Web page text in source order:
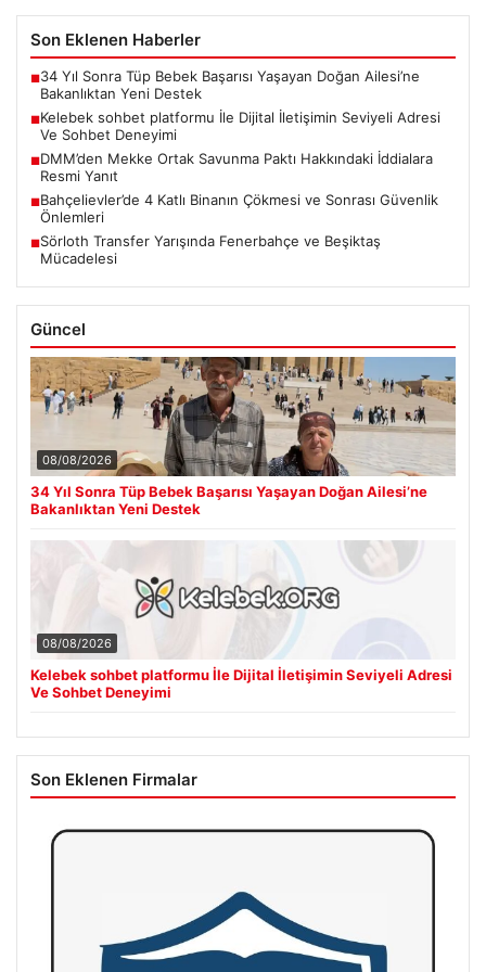
Son Eklenen Haberler
■34 Yıl Sonra Tüp Bebek Başarısı Yaşayan Doğan Ailesi’ne
Bakanlıktan Yeni Destek
■Kelebek sohbet platformu İle Dijital İletişimin Seviyeli Adresi
Ve Sohbet Deneyimi
■DMM’den Mekke Ortak Savunma Paktı Hakkındaki İddialara
Resmi Yanıt
■Bahçelievler’de 4 Katlı Binanın Çökmesi ve Sonrası Güvenlik
Önlemleri
■Sörloth Transfer Yarışında Fenerbahçe ve Beşiktaş
Mücadelesi
Güncel
08/08/2026
34 Yıl Sonra Tüp Bebek Başarısı Yaşayan Doğan Ailesi’ne
Bakanlıktan Yeni Destek
08/08/2026
Kelebek sohbet platformu İle Dijital İletişimin Seviyeli Adresi
Ve Sohbet Deneyimi
Son Eklenen Firmalar